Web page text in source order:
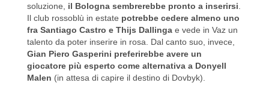
soluzione, il Bologna sembrerebbe pronto a inserirsi.
Il club rossoblù in estate potrebbe cedere almeno uno
fra Santiago Castro e Thijs Dallinga e vede in Vaz un
talento da poter inserire in rosa. Dal canto suo, invece,
Gian Piero Gasperini preferirebbe avere un
giocatore più esperto come alternativa a Donyell
Malen (in attesa di capire il destino di Dovbyk).